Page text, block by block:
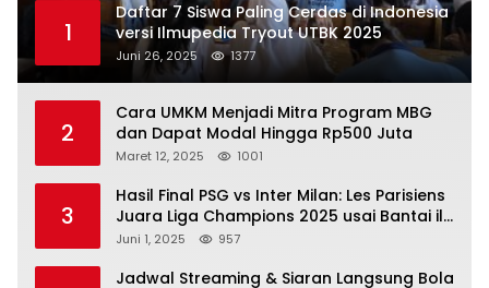
1
Daftar 7 Siswa Paling Cerdas di Indonesia
versi Ilmupedia Tryout UTBK 2025
Juni 26, 2025 1377
2
Cara UMKM Menjadi Mitra Program MBG
dan Dapat Modal Hingga Rp500 Juta
Maret 12, 2025 1001
3
Hasil Final PSG vs Inter Milan: Les Parisiens
Juara Liga Champions 2025 usai Bantai il
Nerazzurri
Juni 1, 2025 957
Jadwal Streaming & Siaran Langsung Bola